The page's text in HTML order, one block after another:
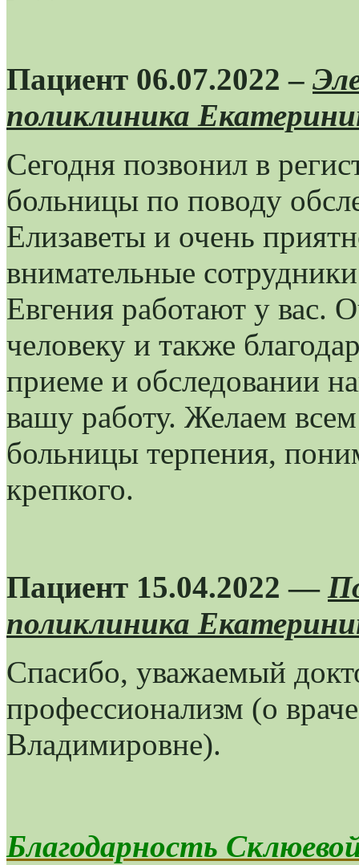
Пациент 06.07.2022 –
поликлиника
Сегодня позвонил в
больницы по поводу
Елизаветы и очень
внимательные
Евгения работают у вас.
человеку и также
приеме и обследовании
вашу работу. Желаем
больницы терпения,
крепкого.
Пациент 15.04.2022 —
поликлиника
Спасибо, уважаемый
профессионализм (о
Владимировне).
Благодарность